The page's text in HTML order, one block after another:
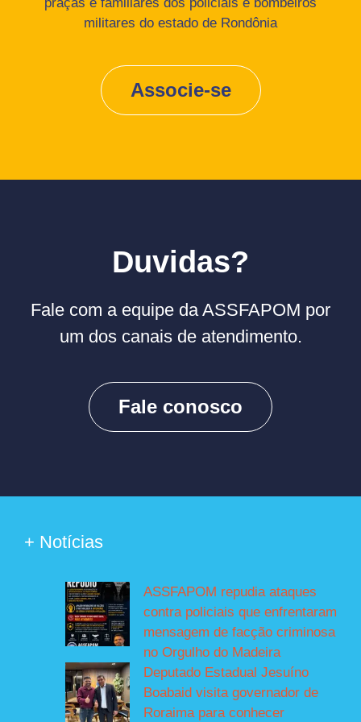
militares do estado de Rondônia
Associe-se
Duvidas?
Fale com a equipe da ASSFAPOM por
um dos canais de atendimento.
Fale conosco
+ Notícias
ASSFAPOM repudia ataques
contra policiais que enfrentaram
mensagem de facção criminosa
no Orgulho do Madeira
Deputado Estadual Jesuíno
Boabaid visita governador de
Roraima para conhecer